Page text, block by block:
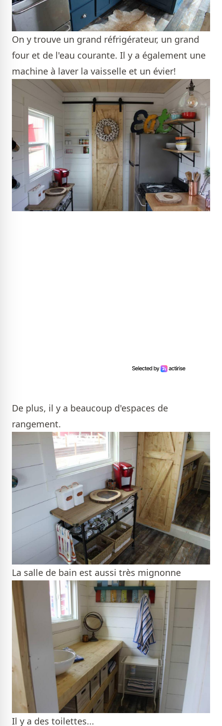
On y trouve un grand réfrigérateur, un grand
four et de l'eau courante. Il y a également une
machine à laver la vaisselle et un évier!
De plus, il y a beaucoup d'espaces de
rangement.
La salle de bain est aussi très mignonne
Il y a des toilettes...